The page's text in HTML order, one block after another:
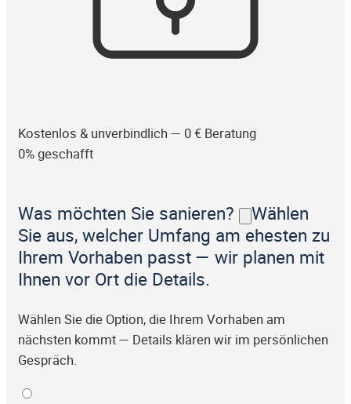
Kostenlos & unverbindlich — 0 € Beratung
0% geschafft
Was möchten Sie sanieren?
Wählen
Sie aus, welcher Umfang am ehesten zu
Ihrem Vorhaben passt — wir planen mit
Ihnen vor Ort die Details.
Wählen Sie die Option, die Ihrem Vorhaben am
nächsten kommt — Details klären wir im persönlichen
Gespräch.